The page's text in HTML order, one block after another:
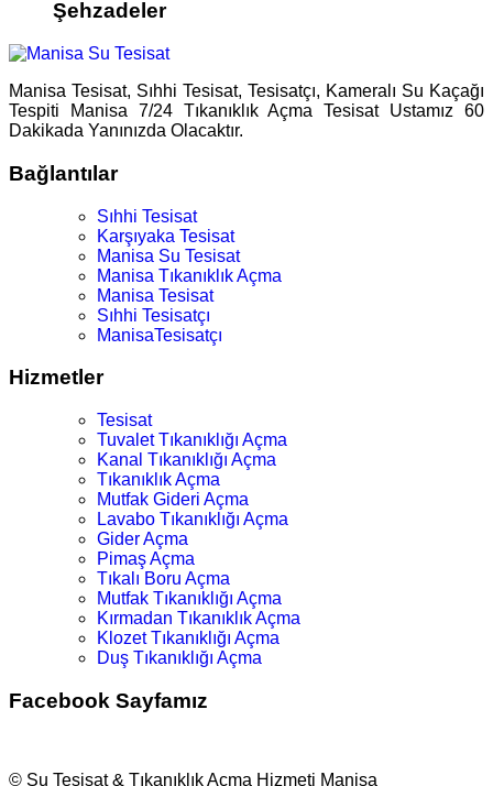
Şehzadeler
Manisa Tesisat, Sıhhi Tesisat, Tesisatçı, Kameralı Su Kaçağı
Tespiti Manisa 7/24 Tıkanıklık Açma Tesisat Ustamız 60
Dakikada Yanınızda Olacaktır.
Bağlantılar
Sıhhi Tesisat
Karşıyaka Tesisat
Manisa Su Tesisat
Manisa Tıkanıklık Açma
Manisa Tesisat
Sıhhi Tesisatçı
ManisaTesisatçı
Hizmetler
Tesisat
Tuvalet Tıkanıklığı Açma
Kanal Tıkanıklığı Açma
Tıkanıklık Açma
Mutfak Gideri Açma
Lavabo Tıkanıklığı Açma
Gider Açma
Pimaş Açma
Tıkalı Boru Açma
Mutfak Tıkanıklığı Açma
Kırmadan Tıkanıklık Açma
Klozet Tıkanıklığı Açma
Duş Tıkanıklığı Açma
Facebook Sayfamız
© Su Tesisat & Tıkanıklık Açma Hizmeti Manisa